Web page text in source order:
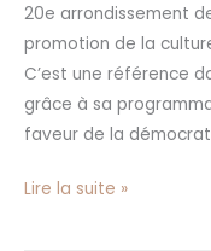
20e arrondissement
promotion de la
C’est une référence
grâce à sa
faveur de la
Lire la suite »